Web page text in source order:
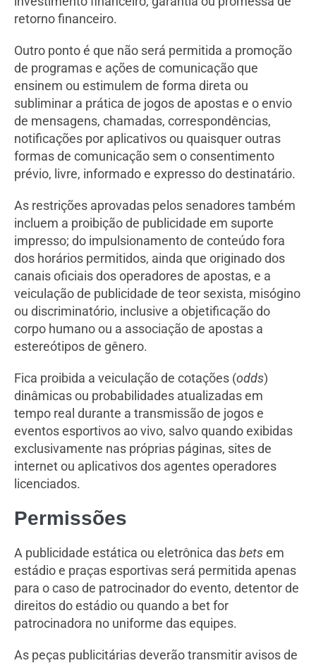
retorno financeiro.
Outro ponto é que não será permitida a promoção
de programas e ações de comunicação que
ensinem ou estimulem de forma direta ou
subliminar a prática de jogos de apostas e o envio
de mensagens, chamadas, correspondências,
notificações por aplicativos ou quaisquer outras
formas de comunicação sem o consentimento
prévio, livre, informado e expresso do destinatário.
As restrições aprovadas pelos senadores também
incluem a proibição de publicidade em suporte
impresso; do impulsionamento de conteúdo fora
dos horários permitidos, ainda que originado dos
canais oficiais dos operadores de apostas, e a
veiculação de publicidade de teor sexista, misógino
ou discriminatório, inclusive a objetificação do
corpo humano ou a associação de apostas a
estereótipos de gênero.
Fica proibida a veiculação de cotações (odds)
dinâmicas ou probabilidades atualizadas em
tempo real durante a transmissão de jogos e
eventos esportivos ao vivo, salvo quando exibidas
exclusivamente nas próprias páginas, sites de
internet ou aplicativos dos agentes operadores
licenciados.
Permissões
A publicidade estática ou eletrônica dasbetsem
estádio e praças esportivas será permitida apenas
para o caso de patrocinador do evento, detentor de
direitos do estádio ou quando a bet for
patrocinadora no uniforme das equipes.
As peças publicitárias deverão transmitir avisos de